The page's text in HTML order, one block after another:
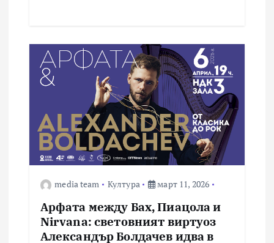
media team Култура март 11, 2026
Арфата между Бах, Пиацола и
Nirvana: световният виртуоз
Александър Болдачев идва в